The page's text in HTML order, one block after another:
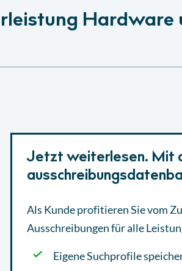
Hardware
Jetzt weiterlesen. Mit
Als Kunde profitieren Sie vom
Ausschreibungenfür alle
Eigene Suchprofile